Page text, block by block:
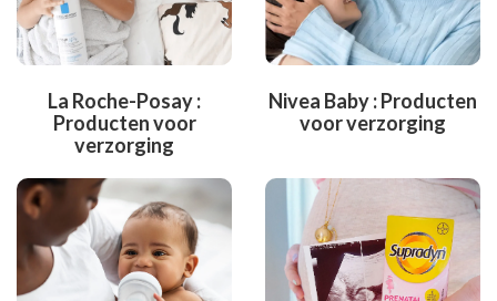
La Roche-Posay :
Producten voor
verzorging
Nivea Baby : Producten
voor verzorging